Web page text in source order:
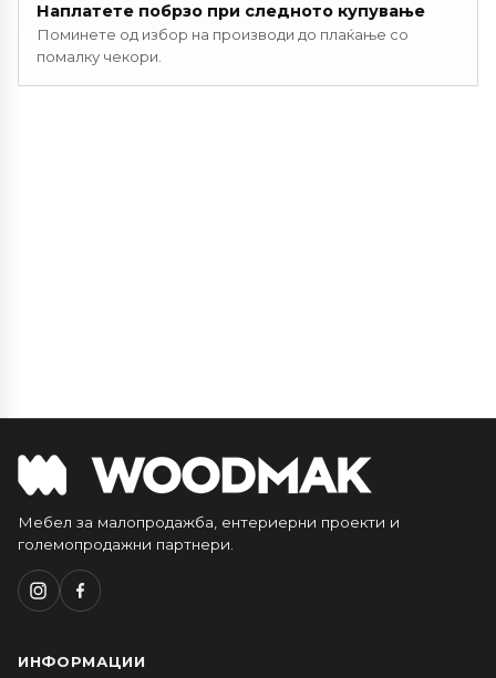
Наплатете побрзо при следното купување
Поминете од избор на производи до плаќање со
помалку чекори.
Мебел за малопродажба, ентериерни проекти и
големопродажни партнери.
ИНФОРМАЦИИ